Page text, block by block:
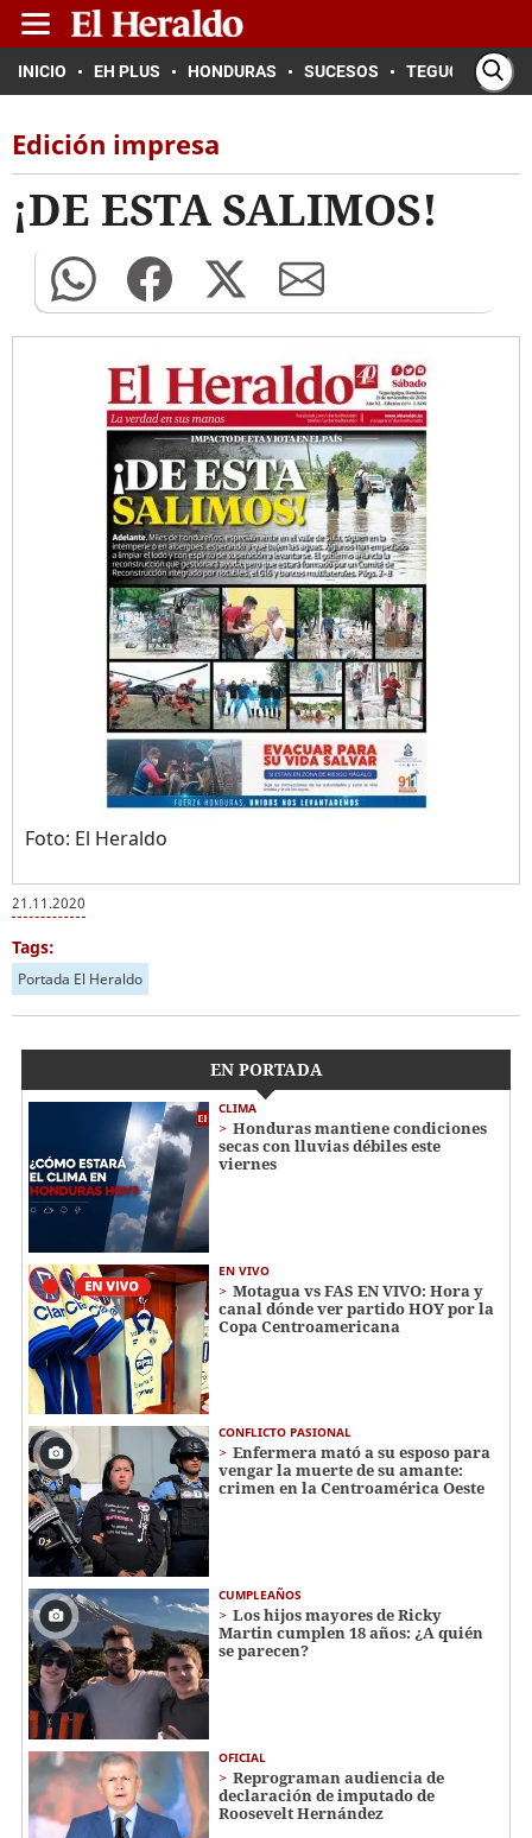
INICIO EH PLUS HONDURAS SUCESOS TEGUCIGALPA
Edición impresa
¡DE ESTA SALIMOS!
Foto: El Heraldo
21.11.2020
Tags:
Portada El Heraldo
EN PORTADA
CLIMA
Honduras mantiene condiciones
secas con lluvias débiles este
viernes
EN VIVO
Motagua vs FAS EN VIVO: Hora y
canal dónde ver partido HOY por la
Copa Centroamericana
CONFLICTO PASIONAL
Enfermera mató a su esposo para
vengar la muerte de su amante:
crimen en la Centroamérica Oeste
CUMPLEAÑOS
Los hijos mayores de Ricky
Martin cumplen 18 años: ¿A quién
se parecen?
OFICIAL
Reprograman audiencia de
declaración de imputado de
Roosevelt Hernández